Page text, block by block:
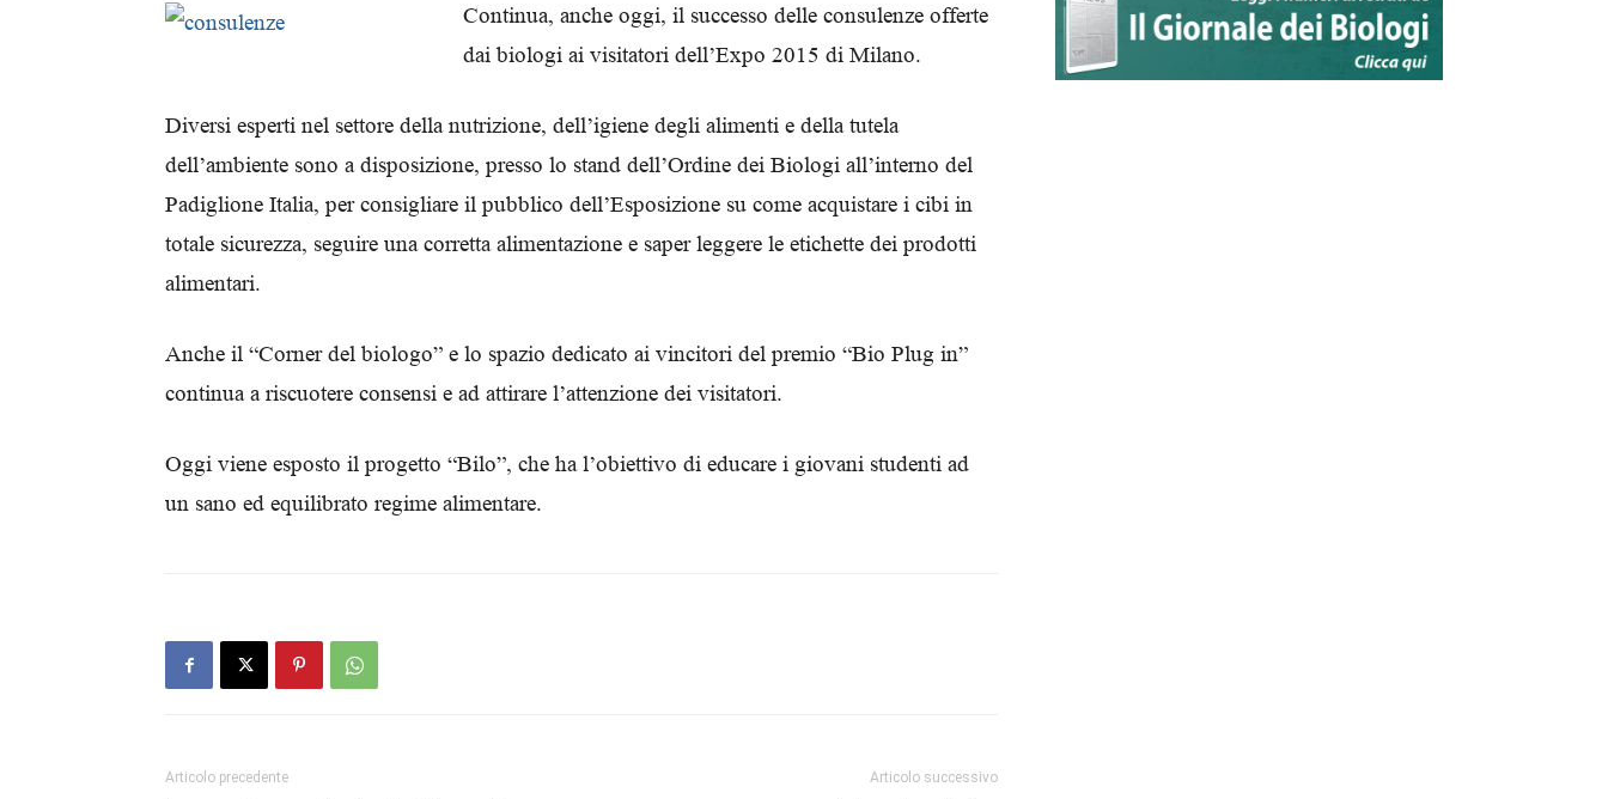
Ordini
Continua, anche oggi, il successo delle consulenze offerte
dai biologi ai visitatori dell’Expo 2015 di Milano.
Diversi esperti nel settore della nutrizione, dell’igiene degli alimenti e della tutela
dell’ambiente sono a disposizione, presso lo stand dell’Ordine dei Biologi all’interno del
Padiglione Italia, per consigliare il pubblico dell’Esposizione su come acquistare i cibi in
totale sicurezza, seguire una corretta alimentazione e saper leggere le etichette dei prodotti
alimentari.
Anche il “Corner del biologo” e lo spazio dedicato ai vincitori del premio “Bio Plug in”
continua a riscuotere consensi e ad attirare l’attenzione dei visitatori.
Oggi viene esposto il progetto “Bilo”, che ha l’obiettivo di educare i giovani studenti ad
un sano ed equilibrato regime alimentare.
Articolo precedente Articolo successivo